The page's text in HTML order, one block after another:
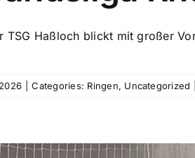
TSG Haßloch blickt mit großer
Categories: Ringen, Uncategorized